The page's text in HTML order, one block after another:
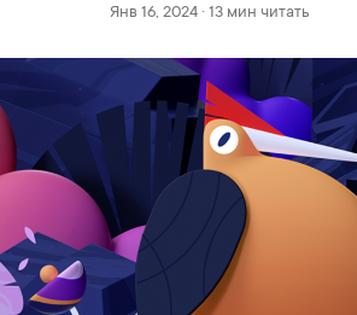
Янв 16, 2024 · 13 мин читать